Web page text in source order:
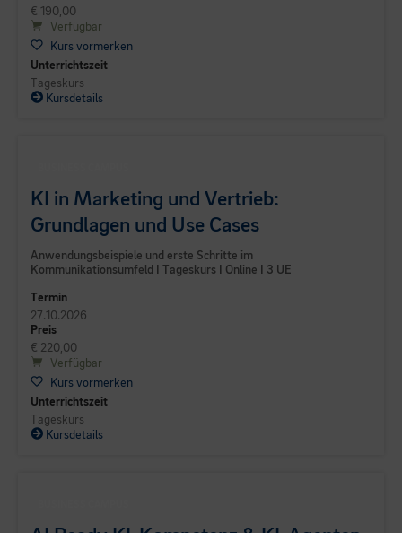
€ 190,00
Verfügbar
Kurs vormerken
Unterrichtszeit
Tageskurs
Kursdetails
KI in Marketing und Vertrieb:
Grundlagen und Use Cases
Anwendungsbeispiele und erste Schritte im
Kommunikationsumfeld I Tageskurs I Online I 3 UE
Termin
27.10.2026
Preis
€ 220,00
Verfügbar
Kurs vormerken
Unterrichtszeit
Tageskurs
Kursdetails